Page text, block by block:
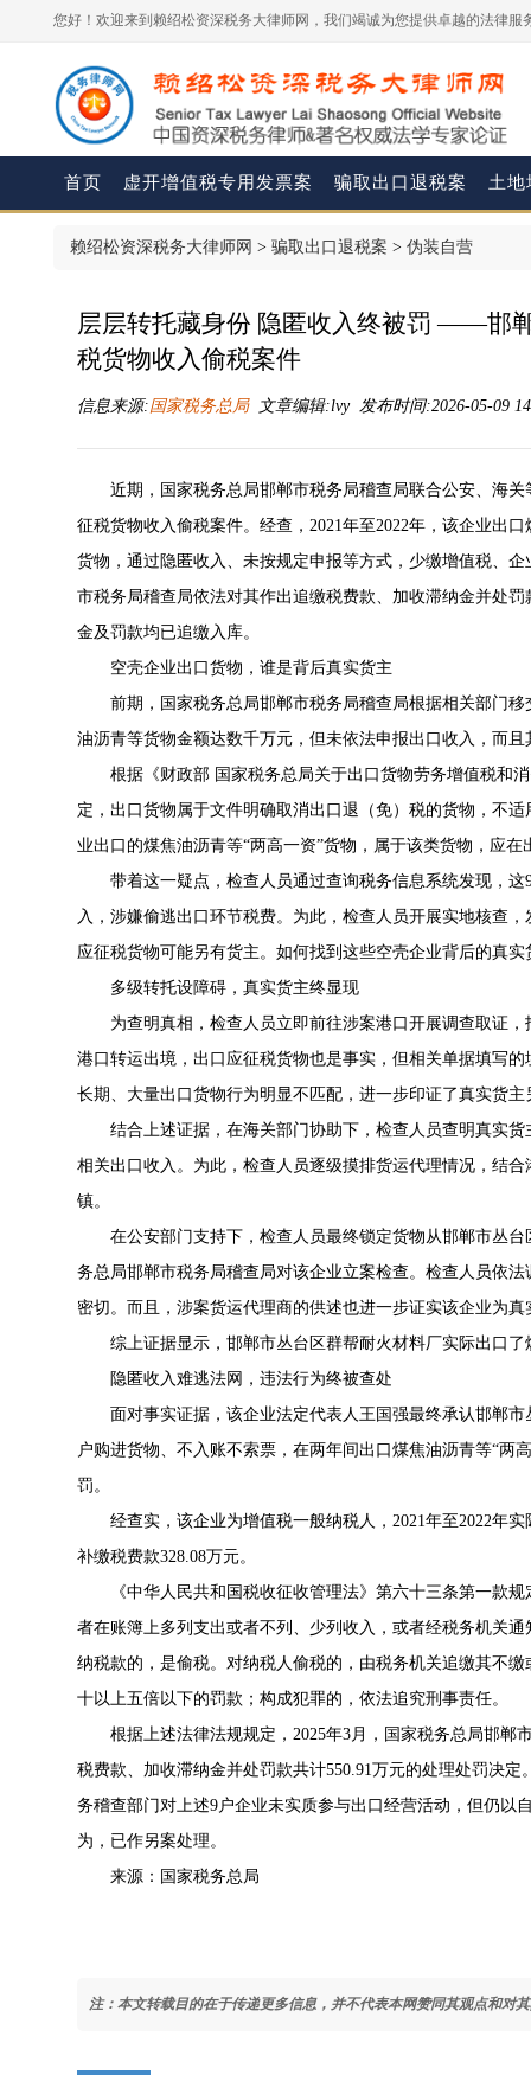
您好！欢迎来到赖绍松资深税务大律师网，我们竭诚为您提供卓越的法律服
首页 虚开增值税专用发票案 骗取出口退税案 土地
赖绍松资深税务大律师网 > 骗取出口退税案 > 伪装自营
层层转托藏身份 隐匿收入终被罚 ——邯
税货物收入偷税案件
信息来源:国家税务总局文章编辑:lvy 发布时间:2026-05-09
近期，国家税务总局邯郸市税务局稽查局联合公安、海
征税货物收入偷税案件。经查，2021年至2022年，该企业出
货物，通过隐匿收入、未按规定申报等方式，少缴增值税、
市税务局稽查局依法对其作出追缴税费款、加收滞纳金并处
金及罚款均已追缴入库。
空壳企业出口货物，谁是背后真实货主
前期，国家税务总局邯郸市税务局稽查局根据相关部门
油沥青等货物金额达数千万元，但未依法申报出口收入，而
根据《财政部 国家税务总局关于出口货物劳务增值税和
定，出口货物属于文件明确取消出口退（免）税的货物，不
业出口的煤焦油沥青等“两高一资”货物，属于该类货物，应
带着这一疑点，检查人员通过查询税务信息系统发现，
入，涉嫌偷逃出口环节税费。为此，检查人员开展实地核查
应征税货物可能另有货主。如何找到这些空壳企业背后的真
多级转托设障碍，真实货主终显现
为查明真相，检查人员立即前往涉案港口开展调查取证
港口转运出境，出口应征税货物也是事实，但相关单据填写
长期、大量出口货物行为明显不匹配，进一步印证了真实货主
结合上述证据，在海关部门协助下，检查人员查明真实
相关出口收入。为此，检查人员逐级摸排货运代理情况，结
镇。
在公安部门支持下，检查人员最终锁定货物从邯郸市丛
务总局邯郸市税务局稽查局对该企业立案检查。检查人员依
密切。而且，涉案货运代理商的供述也进一步证实该企业为真
综上证据显示，邯郸市丛台区群帮耐火材料厂实际出口
隐匿收入难逃法网，违法行为终被查处
面对事实证据，该企业法定代表人王国强最终承认邯郸
户购进货物、不入账不索票，在两年间出口煤焦油沥青等“两
罚。
经查实，该企业为增值税一般纳税人，2021年至2022年
补缴税费款328.08万元。
《中华人民共和国税收征收管理法》第六十三条第一款
者在账簿上多列支出或者不列、少列收入，或者经税务机关
纳税款的，是偷税。对纳税人偷税的，由税务机关追缴其不
十以上五倍以下的罚款；构成犯罪的，依法追究刑事责任。
根据上述法律法规规定，2025年3月，国家税务总局邯
税费款、加收滞纳金并处罚款共计550.91万元的处理处罚决
务稽查部门对上述9户企业未实质参与出口经营活动，但仍以
为，已作另案处理。
来源：国家税务总局
注：本文转载目的在于传递更多信息，并不代表本网赞同其观点和对